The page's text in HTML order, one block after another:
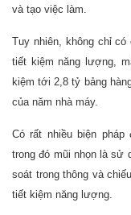
và tạo việc làm.
Tuy nhiên, không chỉ
tiết kiệm năng lượng,
kiệm tới 2,8 tỷ bảng
của năm nhà máy.
Có rất nhiều biện pháp
trong đó mũi nhọn là sử
soát trong thông và
tiết kiệm năng lượng.